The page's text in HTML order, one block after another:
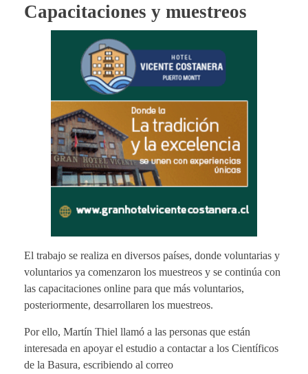
Capacitaciones y muestreos
El trabajo se realiza en diversos países, donde voluntarias y
voluntarios ya comenzaron los muestreos y se continúa con
las capacitaciones online para que más voluntarios,
posteriormente, desarrollaren los muestreos.
Por ello, Martín Thiel llamó a las personas que están
interesada en apoyar el estudio a contactar a los Científicos
de la Basura, escribiendo al correo